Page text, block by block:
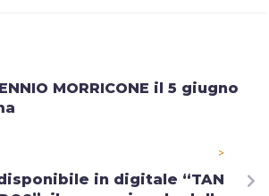
MORRICONE il 5 giugno
>
in digitale “TAN